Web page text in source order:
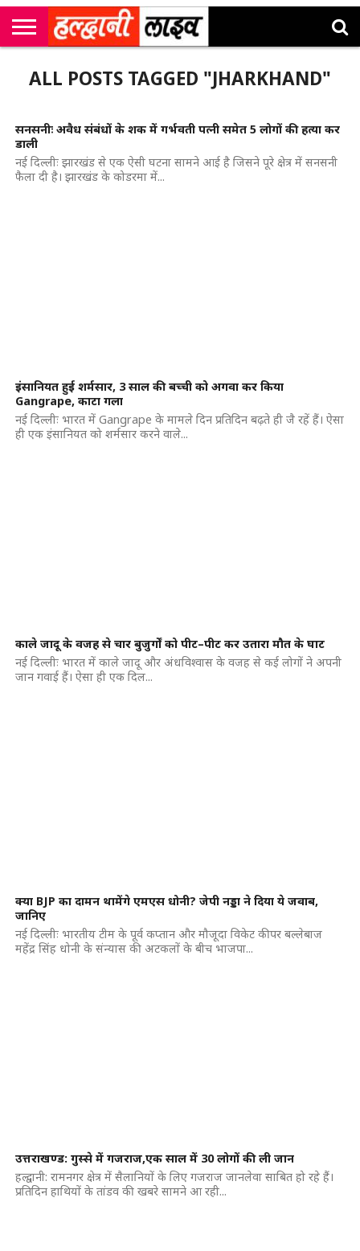
सी
एम
कॉर्नर
उत्तराखंड
न्यूज़
खेल
मनोरंजन
सम्पादकीय
जॉब
अलर्ट्स
ALL POSTS TAGGED "JHARKHAND"
सनसनीः अवैध संंबंधों के शक में गर्भवती पत्नी समेत 5 लोगों की हत्या कर
डाली
नई दिल्लीः झारखंड से एक ऐसी घटना सामने आई है जिसने पूरे क्षेत्र में सनसनी
फैला दी है। झारखंड के कोडरमा में...
इंसानियत हुई शर्मसार, 3 साल की बच्ची को अगवा कर किया
Gangrape, काटा गला
नई दिल्लीः भारत में Gangrape के मामले दिन प्रतिदिन बढ़ते ही जै रहें हैं। ऐसा
ही एक इंसानियत को शर्मसार करने वाले...
काले जादू के वजह से चार बुजुर्गों को पीट–पीट कर उतारा मौत के घाट
नई दिल्लीः भारत में काले जादू और अंधविश्वास के वजह से कई लोगों ने अपनी
जान गवाई हैं। ऐसा ही एक दिल...
क्या BJP का दामन थामेंगे एमएस धोनी? जेपी नड्डा ने दिया ये जवाब,
जानिए
नई दिल्लीः भारतीय टीम के पूर्व कप्तान और मौजूदा विकेट कीपर बल्लेबाज
महेंद्र सिंह धोनी के संन्यास की अटकलों के बीच भाजपा...
उत्तराखण्ड: गुस्से में गजराज,एक साल में 30 लोगों की ली जान
हल्द्वानी: रामनगर क्षेत्र में सैलानियों के लिए गजराज जानलेवा साबित हो रहे हैं।
प्रतिदिन हाथियों के तांडव की खबरे सामने आ रही...